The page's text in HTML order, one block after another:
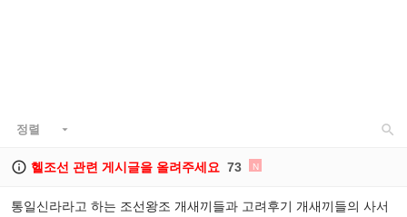
정렬  
 헬조선 관련 게시글을 올려주세요 73 N
통일신라라고 하는 조선왕조 개새끼들과 고려후기 개새끼들의 사서